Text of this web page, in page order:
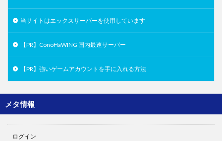
当サイトはエックスサーバーを使用しています
【PR】ConoHaWING 国内最速サーバー
【PR】強いゲームアカウントを手に入れる方法
メタ情報
ログイン